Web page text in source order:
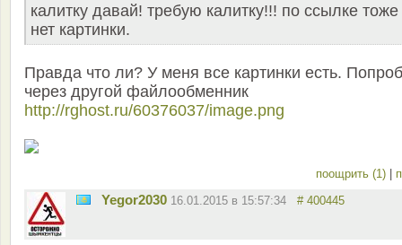
калитку давай! требую калитку!!! по ссылке тоже
нет картинки.
Правда что ли? У меня все картинки есть.
через другой файлообменник
http://rghost.ru/60376037/image.png
поощрить (1) |
Yegor2030 16.01.2015 в 15:57:34 # 400445